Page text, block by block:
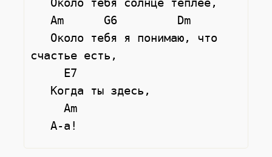
   Am      G6         Dm
счастье есть,
     Am